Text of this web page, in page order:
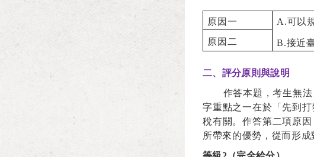
原因一 A.可以
B.接近
原因二
二、評分原則與說明
作答本題，考生無
字重點之一在於「先到
稅有關。作答第二項原
所帶來的優勢，從而形